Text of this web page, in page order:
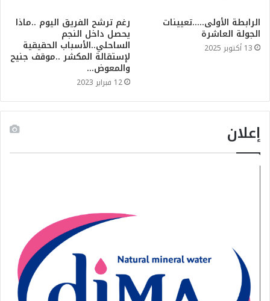
الرابطة الأولى…..تعيينات
الجولة العاشرة
13 أكتوبر 2025
رغم ترشح الفريق اليوم ..ماذا
يحصل داخل النجم
الساحلي..الأسباب الحقيقية
لإستقالة المكشر ..موقف جنيح
والمعوض…
12 فبراير 2023
إعلان